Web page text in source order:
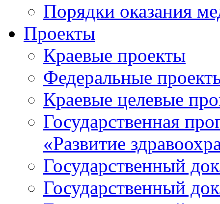
Порядки оказания
Проекты
Краевые проекты
Федеральные
Краевые целевые
Государственная
«Развитие
Государственный
Государственный